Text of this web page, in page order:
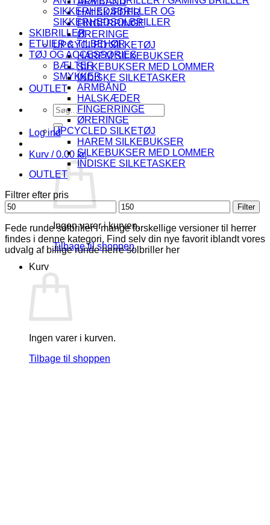
HALSKÆDER
FINGERRINGE
ØRERINGE
UPCYCLED SILKETØJ
HAREM SILKEBUKSER
SILKEBUKSER MED LOMMER
INDISKE SILKETASKER
OUTLET
Søg
efter:
Log ind
Kurv /0.00 kr.
Ingen varer i kurven.
Tilbage til shoppen
Kurv
Ingen varer i kurven.
Tilbage til shoppen
SIKKERHEDSBRILLER OG
SIKKERHEDSOLBRILLER
SKIBRILLER
ETUIER & TILBEHØR
TØJ OG ACCESSORIES
BÆLTER
SMYKKER
ARMBÅND
HALSKÆDER
FINGERRINGE
ØRERINGE
UPCYCLED SILKETØJ
HAREM SILKEBUKSER
SILKEBUKSER MED LOMMER
INDISKE SILKETASKER
OUTLET
Filtrer efter pris
Mindste
pris
Højeste
pris
Filter
Fede runde solbriller i mange forskellige versioner til herrer
findes i denne kategori. Find selv din nye favorit iblandt vores
udvalg af billige runde herre solbriller her